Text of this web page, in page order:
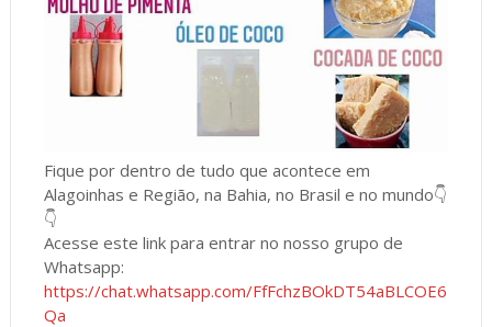
Fique por dentro de tudo que acontece em
Alagoinhas e Região, na Bahia, no Brasil e no mundo👇
👇
Acesse este link para entrar no nosso grupo de
Whatsapp:
https://chat.whatsapp.com/FfFchzBOkDT54aBLCOE6
Qa